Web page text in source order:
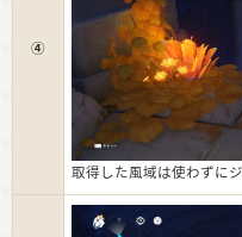
④
取得した風域は使わずに